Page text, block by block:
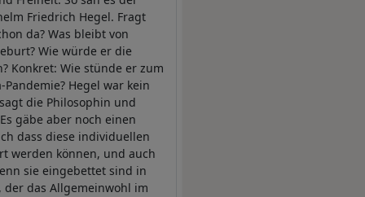
Friedrich Hegel. Fragt
da? Was bleibt von
Wie würde er die
Konkret: Wie stünde er zum
Hegel war kein
die Philosophin und
gäbe aber noch einen
dass diese individuellen
werden können, und auch
sie eingebettet sind in
der das Allgemeinwohl im